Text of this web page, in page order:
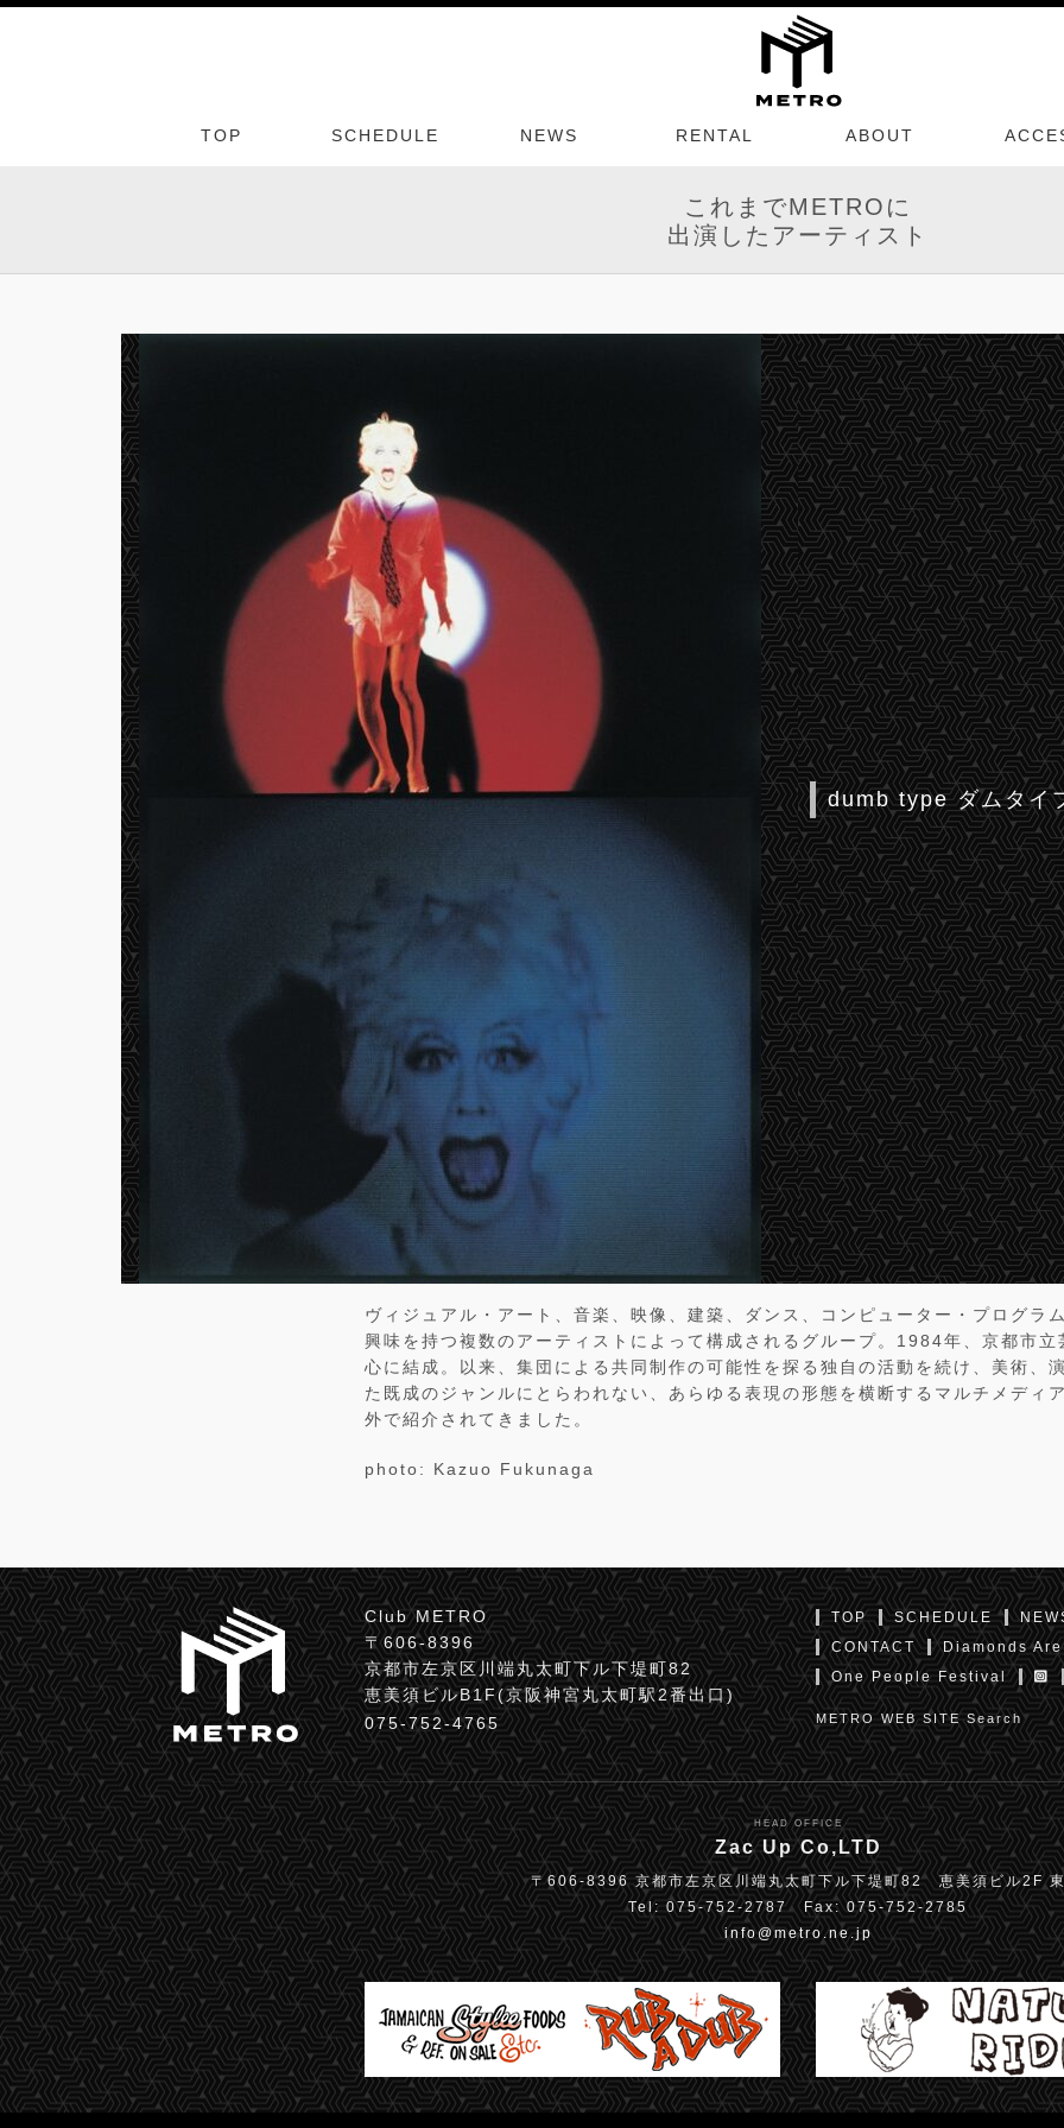
TOP SCHEDULE NEWS RENTAL ABOUT
これまでMETROに
出演したアーティスト
dumb type ダムタイ
ヴィジュアル・アート、音楽、映像、建築、ダンス、コンピューター・プログラ
興味を持つ複数のアーティストによって構成されるグループ。1984年、京都市立
心に結成。以来、集団による共同制作の可能性を探る独自の活動を続け、美術、
た既成のジャンルにとらわれない、あらゆる表現の形態を横断するマルチメディ
外で紹介されてきました。
photo: Kazuo Fukunaga
Club METRO
〒606-8396
京都市左京区川端丸太町下ル下堤町82
恵美須ビルB1F(京阪神宮丸太町駅2番出口)
075-752-4765
TOP SCHEDULE
CONTACT
Diamonds
One People Festival
METRO WEB SITE Search
HEAD OFFICE
Zac Up Co,LTD
〒606-8396 京都市左京区川端丸太町下ル下堤町82 恵美須ビル2F
Tel: 075-752-2787 Fax: 075-752-2785
info@metro.ne.jp